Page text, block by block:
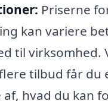
Priserne
kan variere
til virksomhed.
tilbud får du
hvad du kan